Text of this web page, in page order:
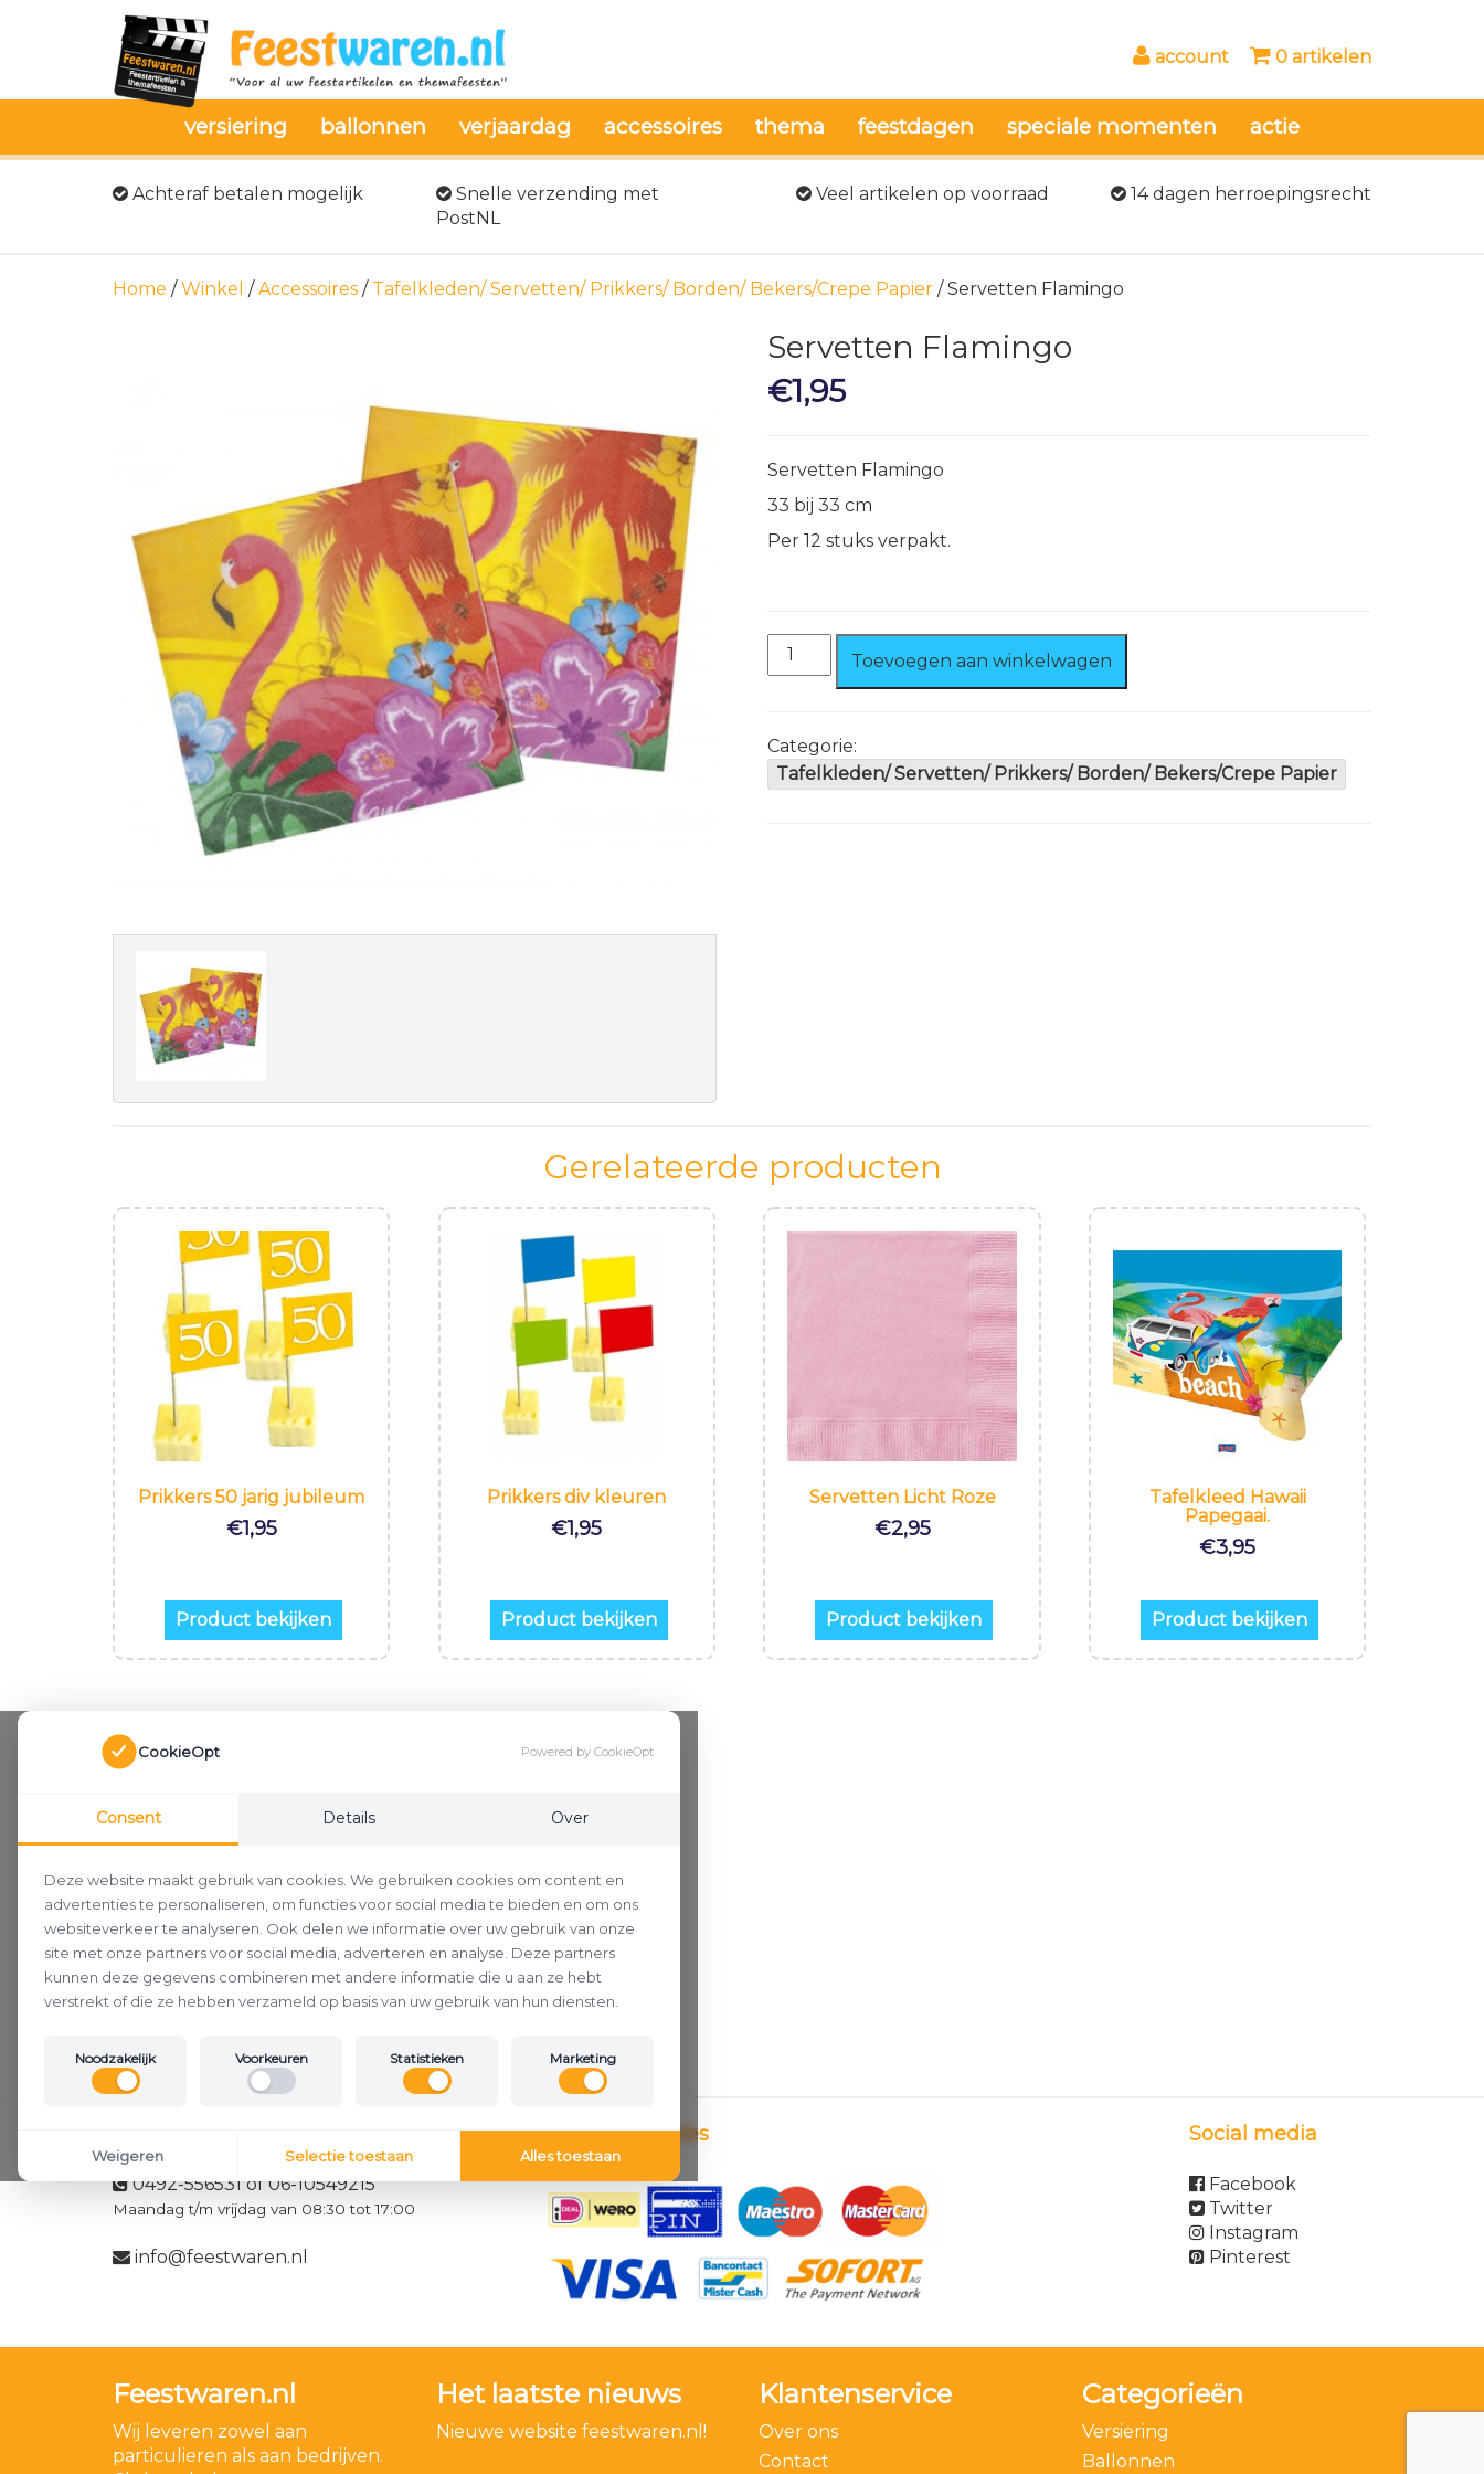
account 0 artikelen
versiering ballonnen verjaardag accessoires thema feestdagen speciale momenten actie
Achteraf betalen mogelijk
Snelle verzending met
PostNL
Veel artikelen op voorraad 14 dagen herroepingsrecht
Home /Winkel /Accessoires / Tafelkleden/ Servetten/ Prikkers/ Borden/ Bekers/Crepe Papier / Servetten Flamingo
Servetten Flamingo
€1,95
Servetten Flamingo
33 bij 33 cm
Per 12 stuks verpakt.
Servetten
Toevoegen aan winkelwagen
Categorie:
Tafelkleden/ Servetten/ Prikkers/ Borden/ Bekers/Crepe Papier
Gerelateerde producten
Prikkers 50 jarig jubileum
€1,95
Product bekijken
Prikkers div kleuren
€1,95
Product bekijken
Servetten Licht Roze
€2,95
Product bekijken
Tafelkleed Hawaii
Papegaai.
€3,95
Product bekijken
0492-556531 of 06-10549215
Maandag t/m vrijdag van 08:30 tot 17:00
info@feestwaren.nl
Betaalmethodes Social media
Facebook
Twitter
Instagram
Pinterest
Feestwaren.nl
Wij leveren zowel aan
particulieren als aan bedrijven.
Het laatste nieuws
Nieuwe website feestwaren.nl!
Klantenservice
Over ons
Contact
Categorieën
Versiering
Ballonnen
CookieOpt Powered by CookieOpt
Consent Details Over
Deze website maakt gebruik van cookies. We gebruiken cookies om content en
advertenties te personaliseren, om functies voor social media te bieden en om ons
websiteverkeer te analyseren. Ook delen we informatie over uw gebruik van onze
site met onze partners voor social media, adverteren en analyse. Deze partners
kunnen deze gegevens combineren met andere informatie die u aan ze hebt
verstrekt of die ze hebben verzameld op basis van uw gebruik van hun diensten.
Noodzakelijk Voorkeuren Statistieken Marketing
Weigeren Selectie toestaan Alles toestaan